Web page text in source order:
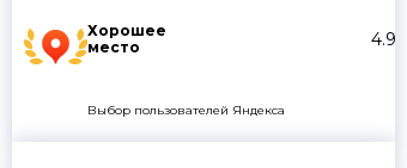
Хорошее
место
4.9
Выбор пользователей Яндекса